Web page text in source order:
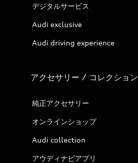
デジタルサービス
Audi exclusive
Audi driving experience
アクセサリー / コレクション
純正アクセサリー
オンラインショップ
Audi collection
アウディナビアプリ